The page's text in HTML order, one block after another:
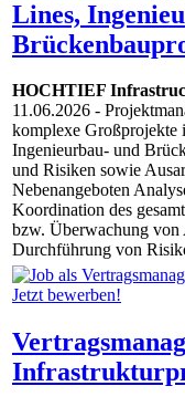
Lines,
HOCHTIEF
11.06.2026 -
komplexe Großprojekte
Ingenieurbau- und
und Risiken sowie
Nebenangeboten
Koordination des
bzw. Überwachung von
Durchführung von